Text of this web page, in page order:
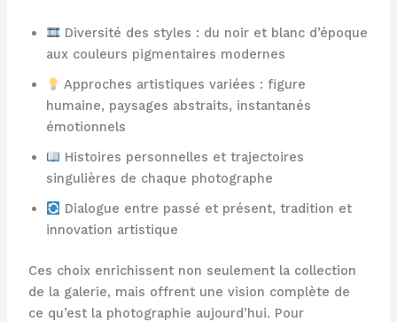
Diversité des styles : du noir et blanc d’époque
aux couleurs pigmentaires modernes
Approches artistiques variées : figure
humaine, paysages abstraits, instantanés
émotionnels
Histoires personnelles et trajectoires
singulières de chaque photographe
Dialogue entre passé et présent, tradition et
innovation artistique
Ces choix enrichissent non seulement la collection
de la galerie, mais offrent une vision complète de
ce qu’est la photographie aujourd’hui. Pour